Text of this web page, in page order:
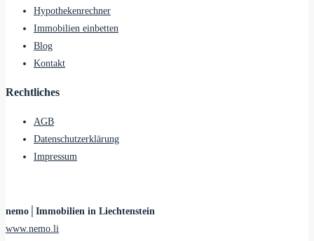
Hypothekenrechner
Immobilien einbetten
Blog
Kontakt
Rechtliches
AGB
Datenschutzerklärung
Impressum
nemo│Immobilien in Liechtenstein
www.nemo.li